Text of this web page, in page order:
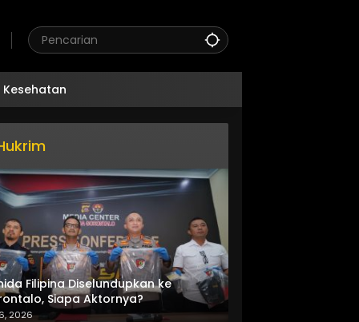
Kesehatan
Filipina Diselundupkan ke
Siapa Aktornya?
2026